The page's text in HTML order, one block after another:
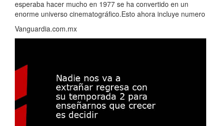
esperaba hacer mucho en 1977 se ha convertido en un
enorme universo cinematográfico.Esto ahora incluye numero
Vanguardia.com.mx